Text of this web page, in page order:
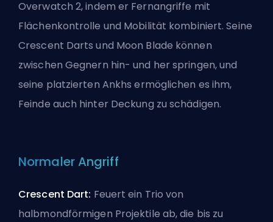
Overwatch 2, indem er Fernangriffe mit
Flächenkontrolle und Mobilität kombiniert. Seine
Crescent Darts und Moon Blade können
zwischen Gegnern hin- und her springen, und
seine platzierten Ankhs ermöglichen es ihm,
Feinde auch hinter Deckung zu schädigen.
Normaler Angriff
Crescent Dart: Feuert ein Trio von
halbmondförmigen Projektile ab, die bis zu